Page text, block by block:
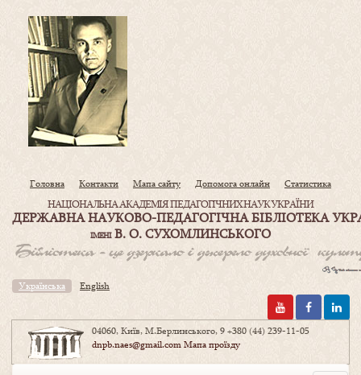
Головна Контакти Мапа сайту Допомога онлайн Статистика
НАЦІОНАЛЬНА АКАДЕМІЯ ПЕДАГОГІЧНИХ НАУК УКРАЇНИ
ДЕРЖАВНА НАУКОВО-ПЕДАГОГІЧНА БІБЛІОТЕКА
ІМЕНІВ. О. СУХОМЛИНСЬКОГО
Українська English
04060, Київ, М.Берлинського, 9+380 (44) 239-11-05
dnpb.naes@gmail.comМапа проїзду